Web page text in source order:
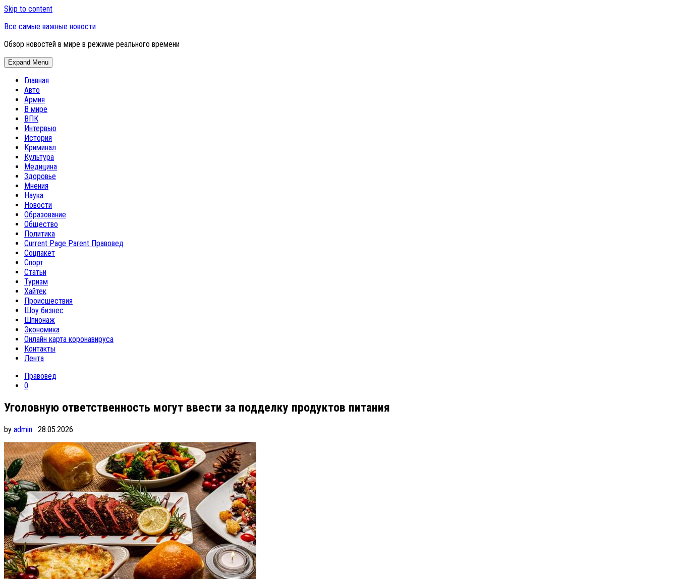
Skip to content
Все самые важные новости
Обзор новостей в мире в режиме реального времени
Expand Menu
Главная
Авто
Армия
В мире
ВПК
Интервью
История
Криминал
Культура
Медицина
Здоровье
Мнения
Наука
Новости
Образование
Общество
Политика
Current Page Parent Правовед
Соцпакет
Спорт
Статьи
Туризм
Хайтек
Происшествия
Шоу бизнес
Шпионаж
Экономика
Онлайн карта коронавируса
Контакты
Лента
Правовед
0
Уголовную ответственность могут ввести за подделку продуктов питания
by admin · 28.05.2026